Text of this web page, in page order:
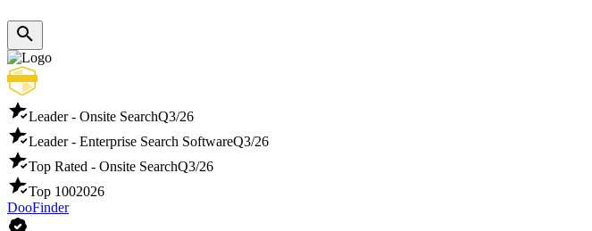
Leader - Onsite SearchQ3/26
Leader - Enterprise Search SoftwareQ3/26
Top Rated - Onsite SearchQ3/26
Top 1002026
DooFinder